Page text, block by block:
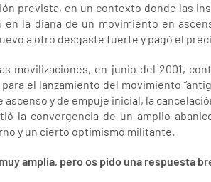
prevista, en un contexto donde las
en la diana de un movimiento en
a otro desgaste fuerte y pagó el
movilizaciones, en junio del 2001,
el lanzamiento del movimiento
ascenso y de empuje inicial, la
la convergencia de un amplio
y un cierto optimismo militante.
amplia, pero os pido una respuesta